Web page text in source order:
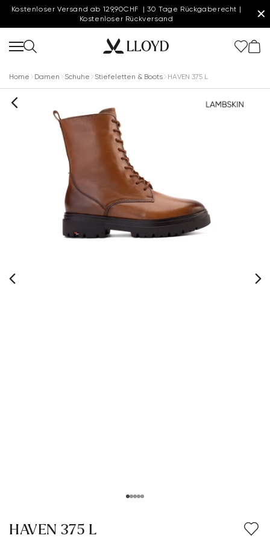
Kostenloser Versand ab 129,90CHF | 30 Tage Rückgaberecht |
Kostenloser Rückversand
✕
Home Damen Schuhe Stiefeletten & Boots HAVEN 375 L
HAVEN 375 L